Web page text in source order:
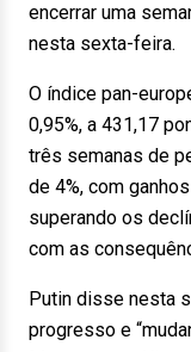
encerrar uma
nesta sexta-feira.
O índice pan-
0,95%, a 431,17
três semanas de
de 4%, com
superando os
com as
Putin disse nesta
progresso e